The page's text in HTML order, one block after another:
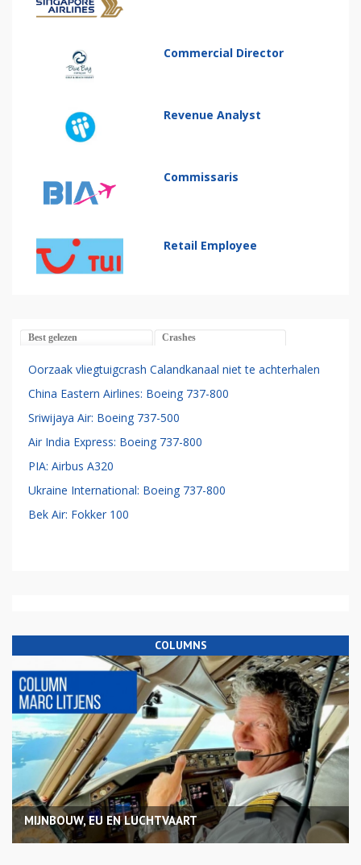
Commercial Director
Revenue Analyst
Commissaris
Retail Employee
Best gelezen Crashes
Oorzaak vliegtuigcrash Calandkanaal niet te achterhalen
China Eastern Airlines: Boeing 737-800
Sriwijaya Air: Boeing 737-500
Air India Express: Boeing 737-800
PIA: Airbus A320
Ukraine International: Boeing 737-800
Bek Air: Fokker 100
COLUMNS
MIJNBOUW, EU EN LUCHTVAART